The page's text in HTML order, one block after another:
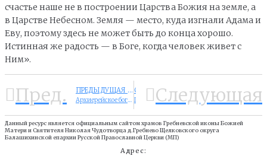
счастье наше не в построении Царства Божия на земле, а
в Царстве Небесном. Земля — место, куда изгнали Адама и
Еву, поэтому здесь не может быть до конца хорошо.
Истинная же радость — в Боге, когда человек живет с
Ним».
Пред. ПРЕДЫДУЩАЯ НОВОСТЬ
Архиерейское богослужение в Гребневском храме в день памяти Щелковских новомучеников Следующая
Данный ресурс является официальным сайтом храмов Гребневской иконы Божией
Матери и Cвятителя Николая Чудотворца д.Гребнево Щелковского округа
Балашихинской епархии Русской Православной Церкви (МП)
Адрес: